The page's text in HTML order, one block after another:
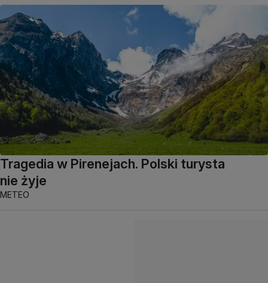
Tragedia w Pirenejach. Polski turysta
nie żyje
METEO